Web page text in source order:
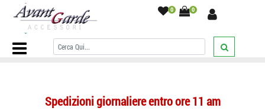
0 0
Home Page/CRAVATTE/Tinta unita/CRAVATTA BLU LUCIDA
TESSUTO OPERATO RIFLESSI SERATE GALA TEATRO CLASSE STILE
Spedizioni giornaliere entro ore 11 am